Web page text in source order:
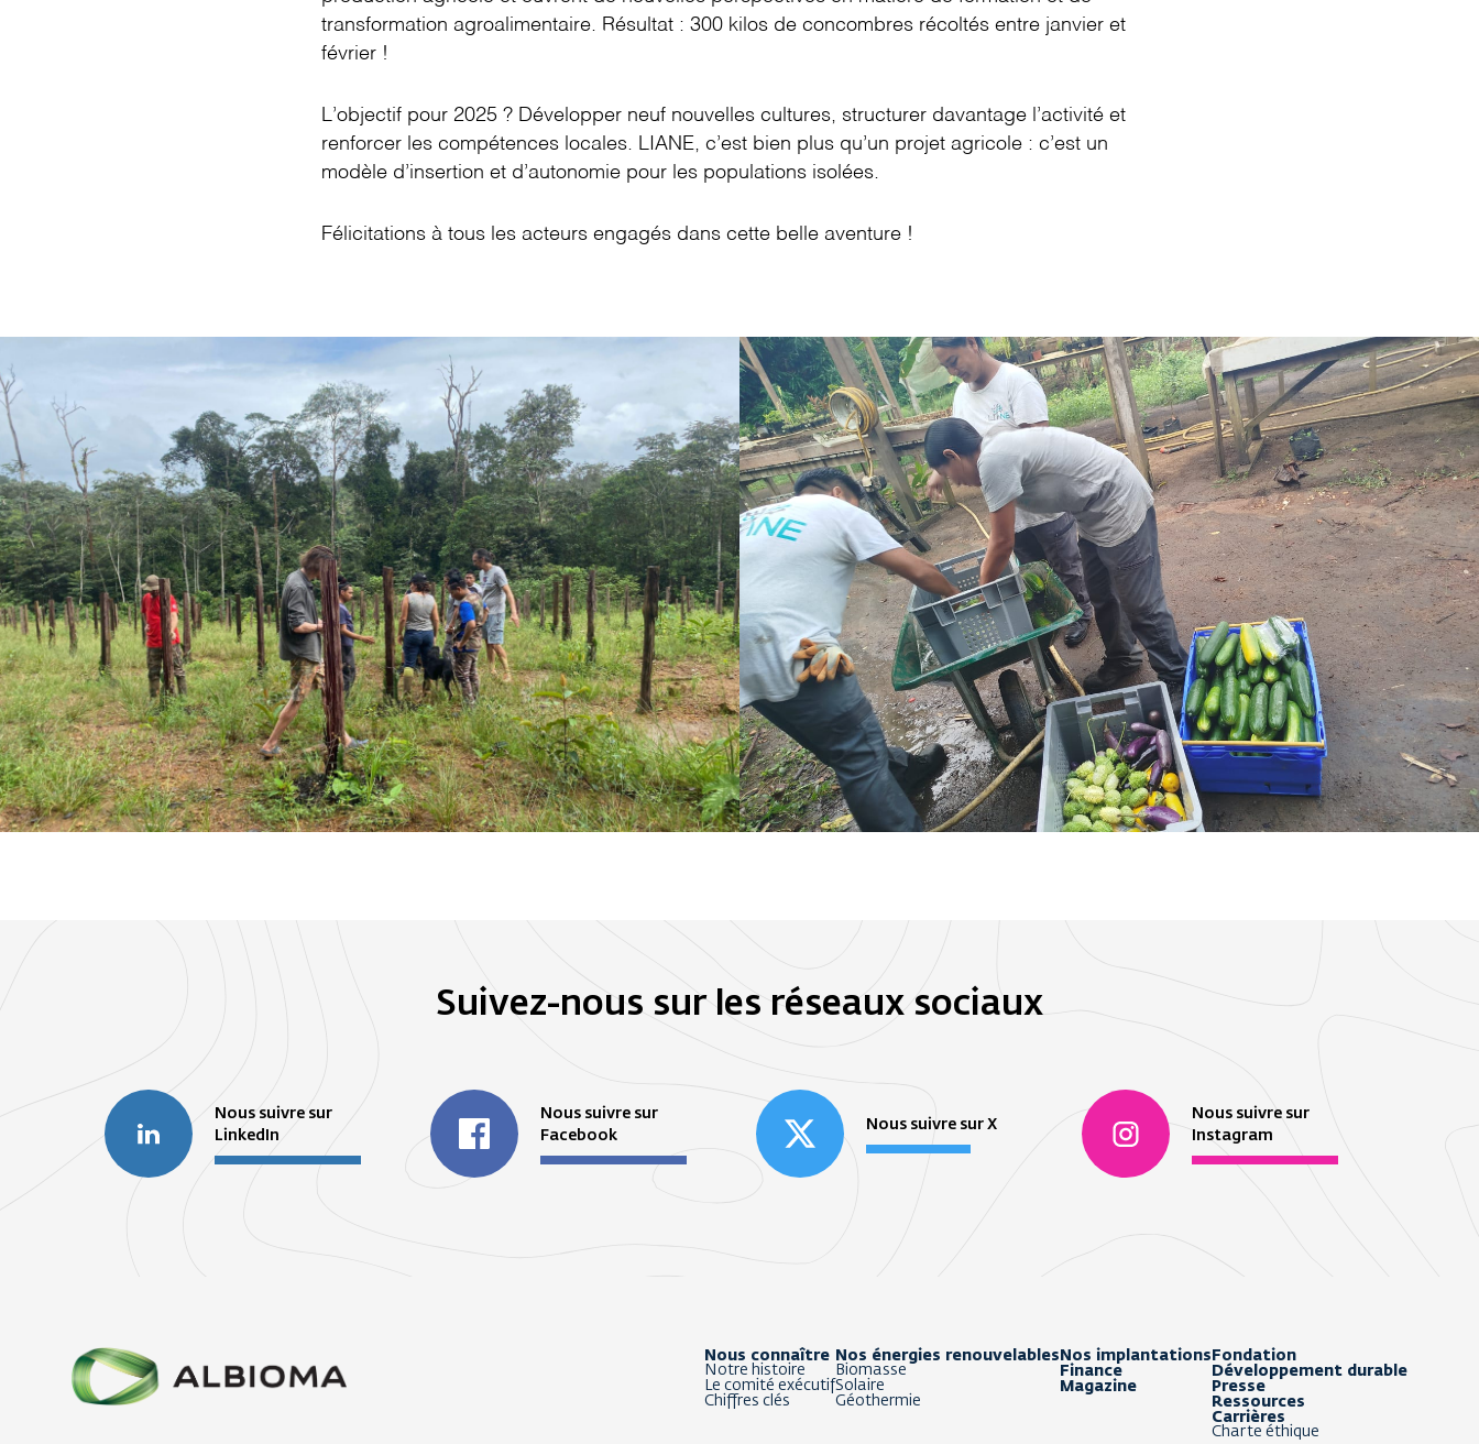
transformation agroalimentaire. Résultat : 300 kilos de concombres récoltés entre janvier et
février !
L’objectif pour 2025 ? Développer neuf nouvelles cultures, structurer davantage l’activité et
renforcer les compétences locales. LIANE, c’est bien plus qu’un projet agricole : c’est un
modèle d’insertion et d’autonomie pour les populations isolées.
Félicitations à tous les acteurs engagés dans cette belle aventure !
Suivez-nous sur les réseaux sociaux
Nous suivre sur
LinkedIn
Nous suivre sur
Facebook
Nous suivre sur X
Nous suivre sur
Instagram
Nous connaître
Notre histoire
Le comité exécutif
Chiffres clés
Nos énergies renouvelables
Biomasse
Solaire
Géothermie
Nos implantations
Finance
Magazine
Fondation
Développement durable
Presse
Ressources
Carrières
Charte éthique